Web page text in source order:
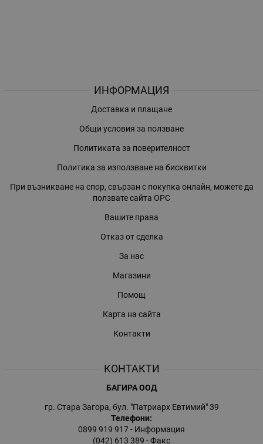
ИНФОРМАЦИЯ
Доставка и плащане
Общи условия за ползване
Политиката за поверителност
Политика за използване на бисквитки
При възникване на спор, свързан с покупка онлайн, можете да
ползвате сайта ОРС
Вашите права
Отказ от сделка
За нас
Магазини
Помощ
Карта на сайта
Контакти
КОНТАКТИ
БАГИРА ООД
гр. Стара Загора, бул. "Патриарх Евтимий" 39
Телефони:
0899 919 917- Информация
(042) 613 389 - Факс